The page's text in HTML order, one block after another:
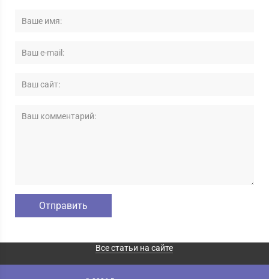
Все статьи на сайте